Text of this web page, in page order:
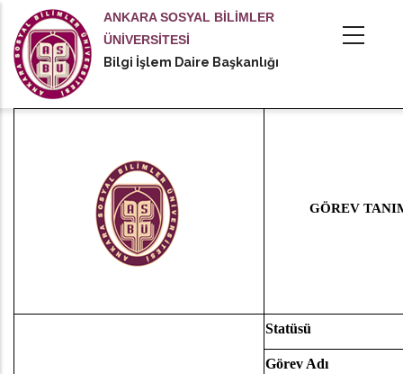
içeriğe
atla
ANKARA SOSYAL BİLİMLER
ÜNİVERSİTESİ
Bilgi İşlem Daire Başkanlığı
actions
GÖREV
Statüsü
Görev Adı